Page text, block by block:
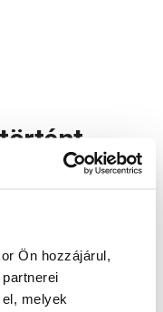
Ön hozzájárul,
melyek